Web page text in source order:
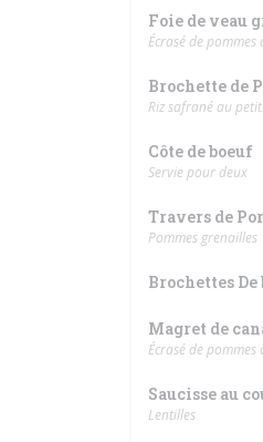
Foie de veau
Écrasé de pommes
Brochette de
Riz safrané au
Côte de boeuf
Servie pour deux
Travers de
Pommes grenailles
Brochettes
Magret de
Écrasé de pommes
Saucisse au
Lentilles